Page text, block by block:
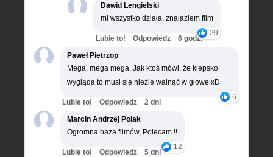
Dawid Lengielski
mi wszystko działa, znalazłem film
29
Lubie to! Odpowiedz
6 godz.
Paweł Pietrzop
Mega, mega mega. Jak ktoś mówi, że kiepsko
wygląda to musi się nieźle walnąć w głowe xD
6
Lubie to! Odpowiedz
2 dni
Marcin Andrzej Polak
Ogromna baza filmów, Polecam !!
12
Lubie to! Odpowiedz
5 dni